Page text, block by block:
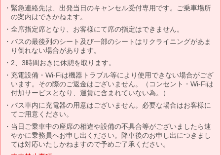
緊急連絡先は、出発当日のキャンセル受付専用です。ご乗車場所
の案内はできかねます。
全席指定席となり、お客様にて席の指定はできません。
バスの最後列のシート及び一部のシートはリクライニングがあま
り倒れない場合があります。
2、3時間おきに休憩を取ります。
充電設備・Wi-Fiは機器トラブル等により使用できない場合がござ
います。その際のご返金はございません。（コンセント・Wi-Fiは
付加サービスとなり、運賃に含まれていない為。）
バス車内に充電器の用意はございません。必要な場合はお客様に
てご用意ください。
当日ご乗車中の座席の相違や設備の不具合等がございましたら速
やかに乗務員へお申し出ください。降車後のお申し出につきまし
ては対応いたしかねますので予めご了承ください。